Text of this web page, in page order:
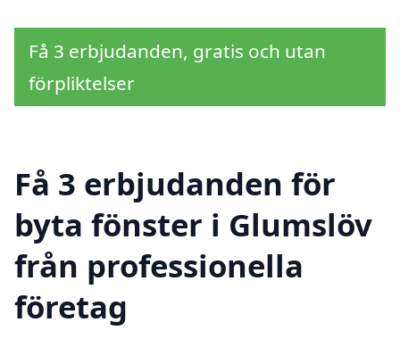
Få 3 erbjudanden, gratis och utan
förpliktelser
Få 3 erbjudanden för
byta fönster i Glumslöv
från professionella
företag